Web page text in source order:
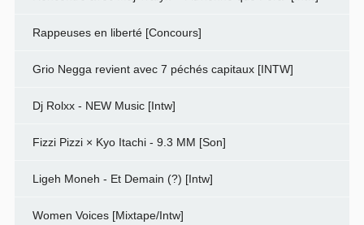
Rappeuses en liberté [Concours]
Grio Negga revient avec 7 péchés capitaux [INTW]
Dj Rolxx - NEW Music [Intw]
Fizzi Pizzi × Kyo Itachi - 9.3 MM [Son]
Ligeh Moneh - Et Demain (?) [Intw]
Women Voices [Mixtape/Intw]